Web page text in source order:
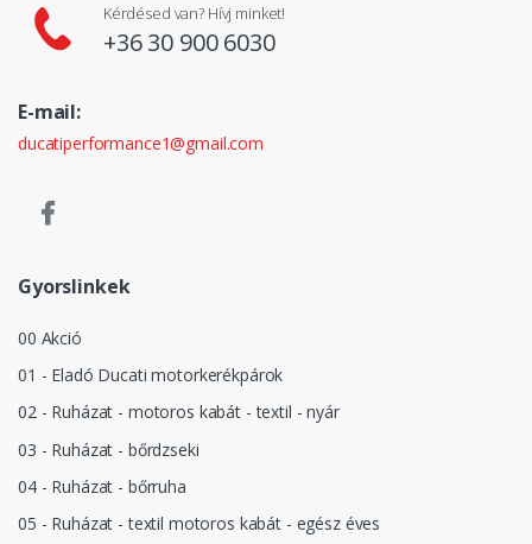
Kérdésed van? Hívj minket!
+36 30 900 6030
E-mail:
ducatiperformance1@gmail.com
Gyorslinkek
00 Akció
01 - Eladó Ducati motorkerékpárok
02 - Ruházat - motoros kabát - textil - nyár
03 - Ruházat - bőrdzseki
04 - Ruházat - bőrruha
05 - Ruházat - textil motoros kabát - egész éves